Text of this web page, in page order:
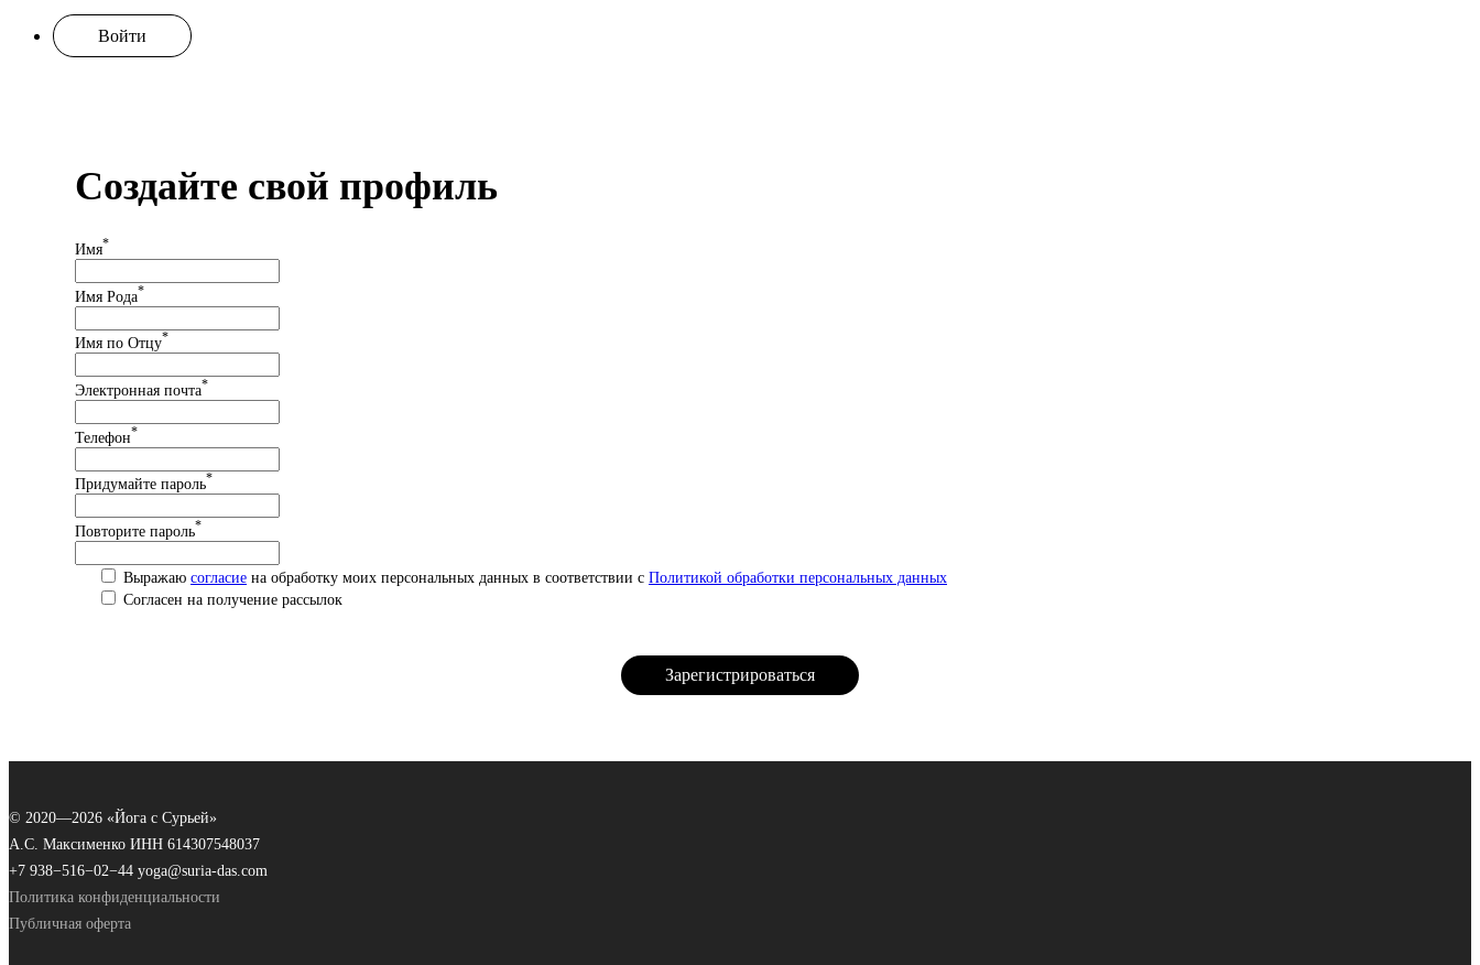
Войти
Создайте свой профиль
Имя*
Имя Рода*
Имя по Отцу*
Электронная почта*
Телефон*
Придумайте пароль*
Повторите пароль*
Выражаю согласие на обработку моих персональных данных в соответствии с Политикой обработки персональных данных
Согласен на получение рассылок
© 2020—2026 «Йога с Сурьей»
А.С. Максименко ИНН 614307548037
+7 938−516−02−44 yoga@suria-das.com
Политика конфиденциальности
Публичная оферта